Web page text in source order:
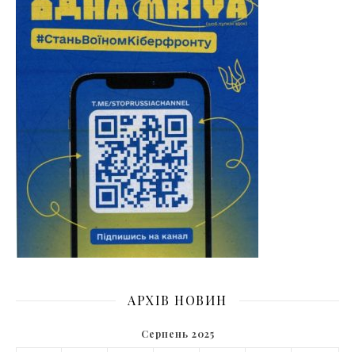
АРХІВ НОВИН
Серпень 2025